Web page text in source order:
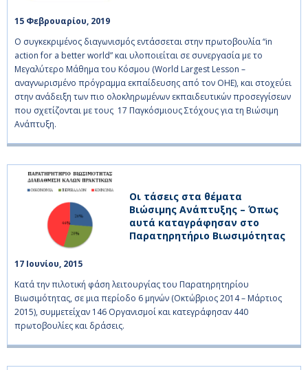
15 Φεβρουαρίου, 2019
O συγκεκριμένος διαγωνισμός εντάσσεται στην πρωτοβουλία “in
action for a better world” και υλοποιείται σε συνεργασία με το
Μεγαλύτερο Μάθημα του Κόσμου (World Largest Lesson –
αναγνωρισμένο πρόγραμμα εκπαίδευσης από τον ΟΗΕ), και στοχεύει
στην ανάδειξη των πιο ολοκληρωμένων εκπαιδευτικών προσεγγίσεων
που σχετίζονται με τους 17 Παγκόσμιους Στόχους για τη Βιώσιμη
Ανάπτυξη.
Οι τάσεις στα θέματα
Βιώσιμης Ανάπτυξης – Όπως
αυτά καταγράφησαν στο
Παρατηρητήριο Βιωσιμότητας
17 Ιουνίου, 2015
Κατά την πιλοτική φάση λειτουργίας του Παρατηρητηρίου
Βιωσιμότητας, σε μια περίοδο 6 μηνών (Οκτώβριος 2014 – Μάρτιος
2015), συμμετείχαν 146 Οργανισμοί και κατεγράφησαν 440
πρωτοβουλίες και δράσεις.